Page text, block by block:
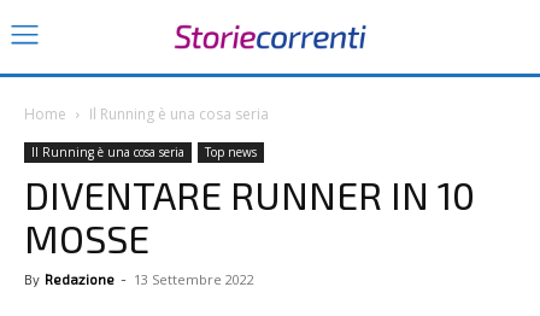
Home Il Running è una cosa seria
Il Running è una cosa seria Top news
DIVENTARE RUNNER IN 10
MOSSE
By Redazione - 13 Settembre 2022